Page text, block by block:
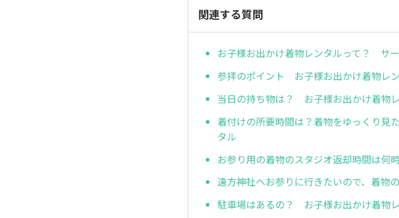
関連する質問
お子様お出かけ着物レンタルって？ サ
参拝のポイント お子様お出かけ着物レ
当日の持ち物は？ お子様お出かけ着物
着付けの所要時間は？着物をゆっくり見
タル
お参り用の着物のスタジオ返却時間は何
遠方神社へお参りに行きたいので、着物
駐車場はあるの？ お子様お出かけ着物